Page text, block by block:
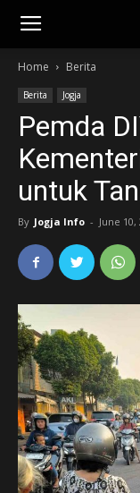
jogjainfo.id
Home Berita
Berita Jogja
Pemda
untuk
By Jogja Info - June 10,